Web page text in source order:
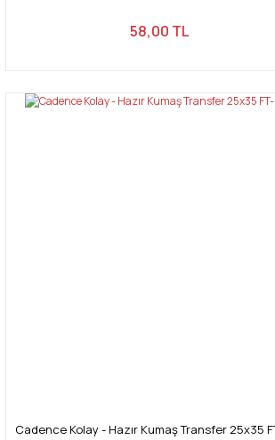
58,00 TL
Cadence Kolay - Hazır Kumaş Transfer 25x35